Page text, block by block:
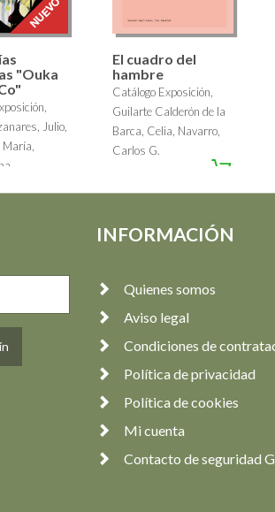
"Ouka
Julio,
El cuadro del
hambre
Catálogo Exposición,
Guilarte Calderón de la
Barca, Celia, Navarro,
Carlos G.
INFORMACIÓN
Quienes somos
Aviso legal
Condiciones de
Política de privacidad
Política de cookies
Mi cuenta
Contacto de seguridad